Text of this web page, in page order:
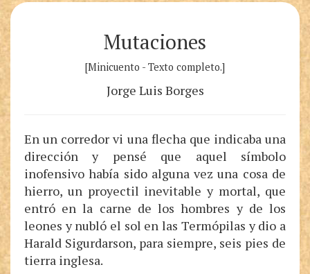
Mutaciones
[Minicuento - Texto completo.]
Jorge Luis Borges
En un corredor vi una flecha que indicaba una
dirección y pensé que aquel símbolo
inofensivo había sido alguna vez una cosa de
hierro, un proyectil inevitable y mortal, que
entró en la carne de los hombres y de los
leones y nubló el sol en las Termópilas y dio a
Harald Sigurdarson, para siempre, seis pies de
tierra inglesa.